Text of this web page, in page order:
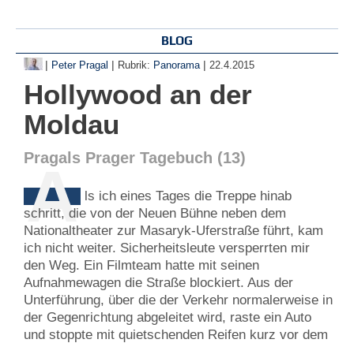
BLOG
| Peter Pragal | Rubrik: Panorama | 22.4.2015
Hollywood an der
Moldau
Pragals Prager Tagebuch (13)
A ls ich eines Tages die Treppe hinab
schritt, die von der Neuen Bühne neben dem
Nationaltheater zur Masaryk-Uferstraße führt, kam
ich nicht weiter. Sicherheitsleute versperrten mir
den Weg. Ein Filmteam hatte mit seinen
Aufnahmewagen die Straße blockiert. Aus der
Unterführung, über die der Verkehr normalerweise in
der Gegenrichtung abgeleitet wird, raste ein Auto
und stoppte mit quietschenden Reifen kurz vor dem